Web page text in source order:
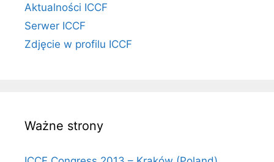
Aktualności ICCF
Serwer ICCF
Zdjęcie w profilu ICCF
Ważne strony